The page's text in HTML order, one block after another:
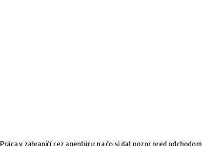
Práca v zahraničí cez agentúru: na čo si dať pozor pred odchodom